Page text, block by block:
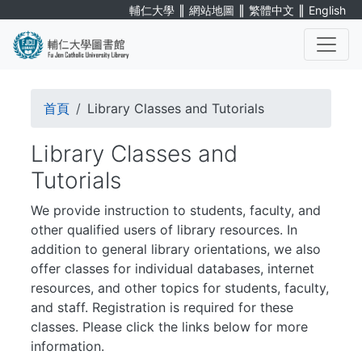
main
輔仁大學 ∥ 網站地圖 ∥ 繁體中文 ∥ English
Breadcrumb
首頁 Library Classes and Tutorials
Library Classes and
Tutorials
We provide instruction to students, faculty, and
other qualified users of library resources. In
addition to general library orientations, we also
offer classes for individual databases, internet
resources, and other topics for students, faculty,
and staff. Registration is required for these
classes. Please click the links below for more
information.